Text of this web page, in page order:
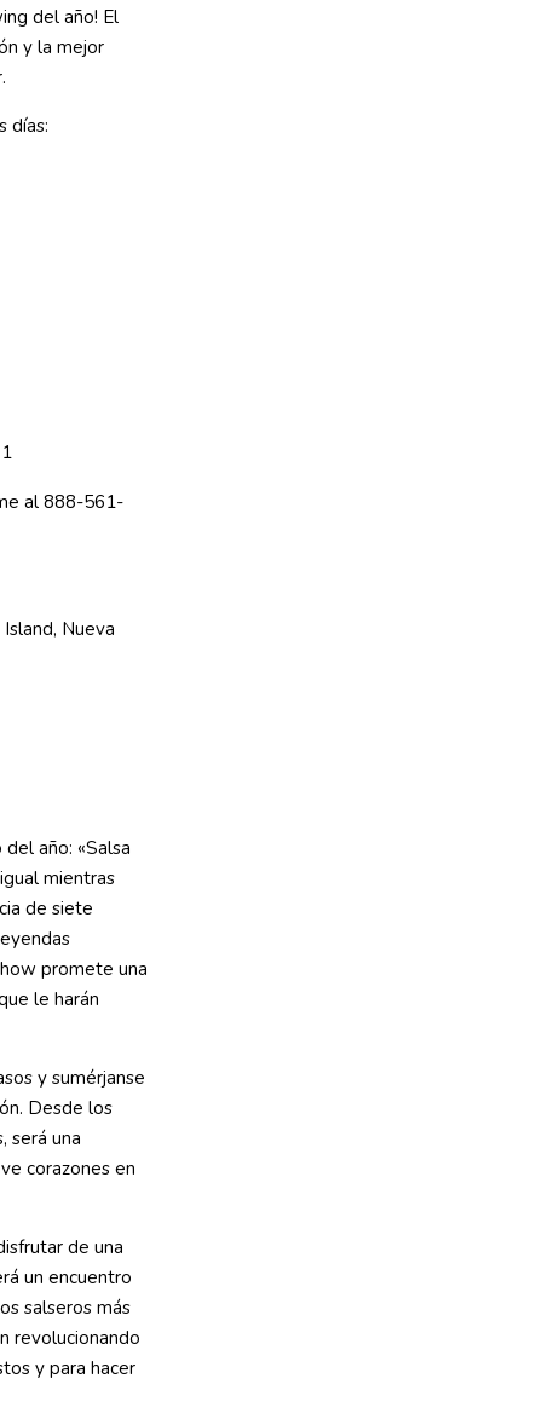
del año! El
y la mejor
días:
al 888-561-
año: «Salsa
mientras
de siete
promete una
le harán
y sumérjanse
Desde los
será una
corazones en
de una
un encuentro
salseros más
revolucionando
y para hacer